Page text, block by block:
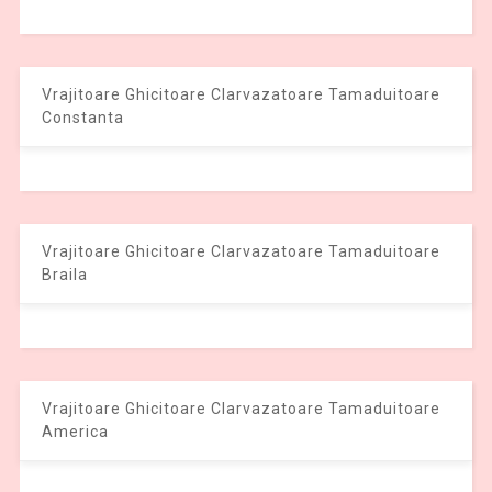
Vrajitoare Ghicitoare Clarvazatoare Tamaduitoare
Constanta
Vrajitoare Ghicitoare Clarvazatoare Tamaduitoare
Braila
Vrajitoare Ghicitoare Clarvazatoare Tamaduitoare
America